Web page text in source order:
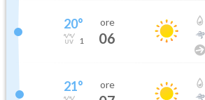
20°
1
ore
06
21° ore